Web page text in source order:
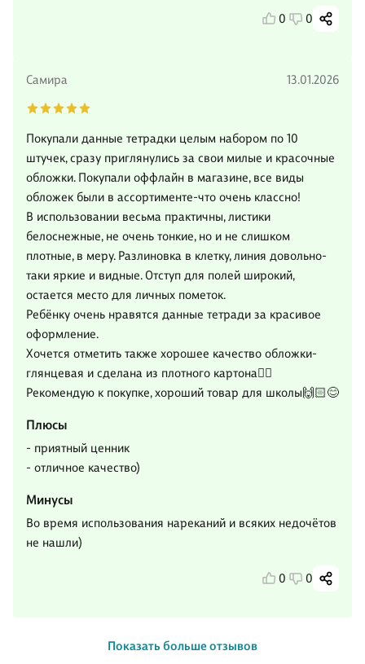
0 0
Самира 13.01.2026
Покупали данные тетрадки целым набором по 10
штучек, сразу приглянулись за свои милые и красочные
обложки. Покупали оффлайн в магазине, все виды
обложек были в ассортименте-что очень классно!
В использовании весьма практичны, листики
белоснежные, не очень тонкие, но и не слишком
плотные, в меру. Разлиновка в клетку, линия довольно-
таки яркие и видные. Отступ для полей широкий,
остается место для личных пометок.
Ребёнку очень нравятся данные тетради за красивое
оформление.
Хочется отметить также хорошее качество обложки-
глянцевая и сделана из плотного картона👍🏻
Рекомендую к покупке, хороший товар для школы🙌🏻😊
Плюсы
- приятный ценник
- отличное качество)
Минусы
Во время использования нареканий и всяких недочётов
не нашли)
0 0
Показать больше отзывов